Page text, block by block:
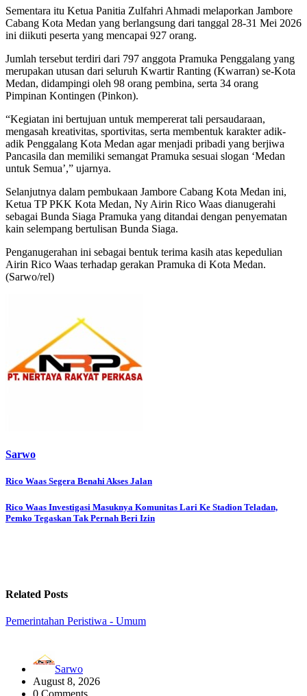
Sementara itu Ketua Panitia Zulfahri Ahmadi melaporkan Jambore
Cabang Kota Medan yang berlangsung dari tanggal 28-31 Mei 2026
ini diikuti peserta yang mencapai 927 orang.
Jumlah tersebut terdiri dari 797 anggota Pramuka Penggalang yang
merupakan utusan dari seluruh Kwartir Ranting (Kwarran) se-Kota
Medan, didampingi oleh 98 orang pembina, serta 34 orang
Pimpinan Kontingen (Pinkon).
“Kegiatan ini bertujuan untuk mempererat tali persaudaraan,
mengasah kreativitas, sportivitas, serta membentuk karakter adik-
adik Penggalang Kota Medan agar menjadi pribadi yang berjiwa
Pancasila dan memiliki semangat Pramuka sesuai slogan ‘Medan
untuk Semua’,” ujarnya.
Selanjutnya dalam pembukaan Jambore Cabang Kota Medan ini,
Ketua TP PKK Kota Medan, Ny Airin Rico Waas dianugerahi
sebagai Bunda Siaga Pramuka yang ditandai dengan penyematan
kain selempang bertulisan Bunda Siaga.
Penganugerahan ini sebagai bentuk terima kasih atas kepedulian
Airin Rico Waas terhadap gerakan Pramuka di Kota Medan.
(Sarwo/rel)
Sarwo
Post
navigation
Rico Waas Segera Benahi Akses Jalan
Rico Waas Investigasi Masuknya Komunitas Lari Ke Stadion Teladan,
Pemko Tegaskan Tak Pernah Beri Izin
Related Posts
Pemerintahan Peristiwa - Umum
Sarwo
August 8, 2026